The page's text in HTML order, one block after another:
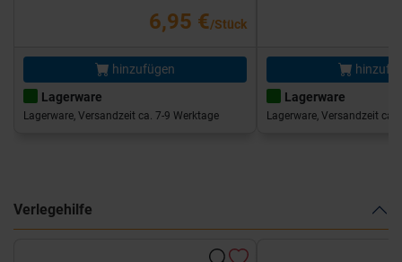
6,95 €/Stück
hinzufügen
Lagerware
Lagerware, Versandzeit ca. 7-9 Werktage
Lagerware
Lagerware, Versandzeit ca.
Verlegehilfe